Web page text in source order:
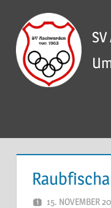
Inhalt
springen
15. NOVEMBER